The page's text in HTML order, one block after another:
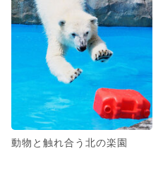
動物と触れ合う北の楽園